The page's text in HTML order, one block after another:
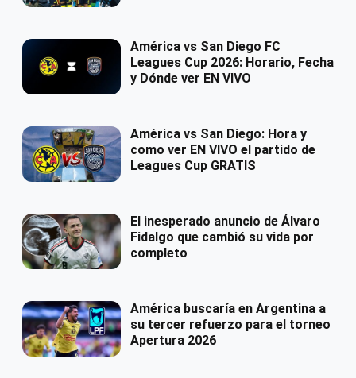
América vs San Diego FC
Leagues Cup 2026: Horario, Fecha
y Dónde ver EN VIVO
América vs San Diego: Hora y
como ver EN VIVO el partido de
Leagues Cup GRATIS
El inesperado anuncio de Álvaro
Fidalgo que cambió su vida por
completo
América buscaría en Argentina a
su tercer refuerzo para el torneo
Apertura 2026